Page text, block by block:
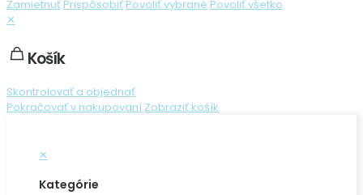
Zamietnuť Prispôsobiť Povoliť vybrané Povoliť všetko
✕
Košík
Skontrolovať a objednať
Pokračovať v nakupovaní Zobraziť košík
✕
Kategórie